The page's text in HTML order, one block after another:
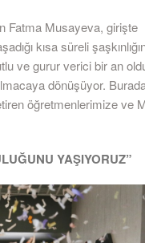
Fatma Musayeva, girişte
kısa süreli
ve gurur verici bir an
dönüşüyor.
öğretmenlerimize ve
YAŞIYORUZ”